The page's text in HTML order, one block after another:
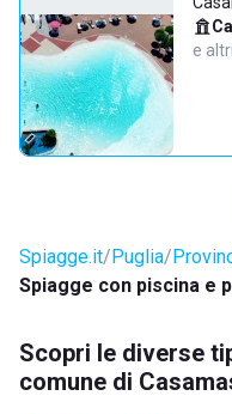
e altri
Spiagge.it Puglia
Spiagge con piscina e
Scopri le diverse
comune di